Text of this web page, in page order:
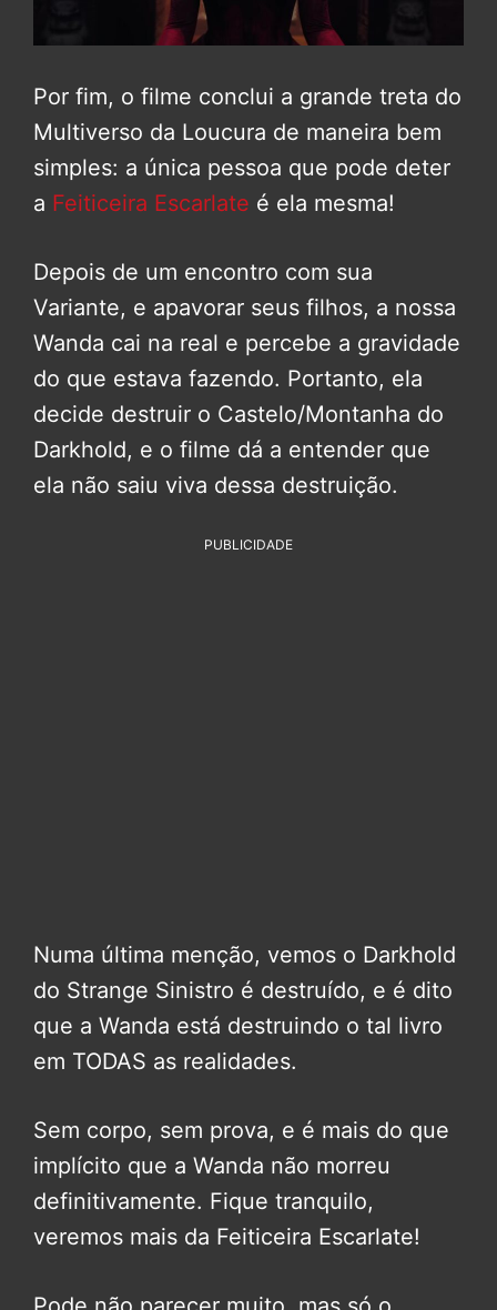
Por fim, o filme conclui a grande treta do
Multiverso da Loucura de maneira bem
simples: a única pessoa que pode deter
a Feiticeira Escarlate é ela mesma!
Depois de um encontro com sua
Variante, e apavorar seus filhos, a nossa
Wanda cai na real e percebe a gravidade
do que estava fazendo. Portanto, ela
decide destruir o Castelo/Montanha do
Darkhold, e o filme dá a entender que
ela não saiu viva dessa destruição.
PUBLICIDADE
Numa última menção, vemos o Darkhold
do Strange Sinistro é destruído, e é dito
que a Wanda está destruindo o tal livro
em TODAS as realidades.
Sem corpo, sem prova, e é mais do que
implícito que a Wanda não morreu
definitivamente. Fique tranquilo,
veremos mais da Feiticeira Escarlate!